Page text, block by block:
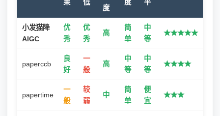
果 低
度
度 平
小发猫降
AIGC
优
秀
优
秀
高
简
单
中
等
★★★★★
paperccb
良
好
一
般
高
中
等
中
等
★★★★
papertime
一
般
较
弱
中
简
单
便
宜
★★★